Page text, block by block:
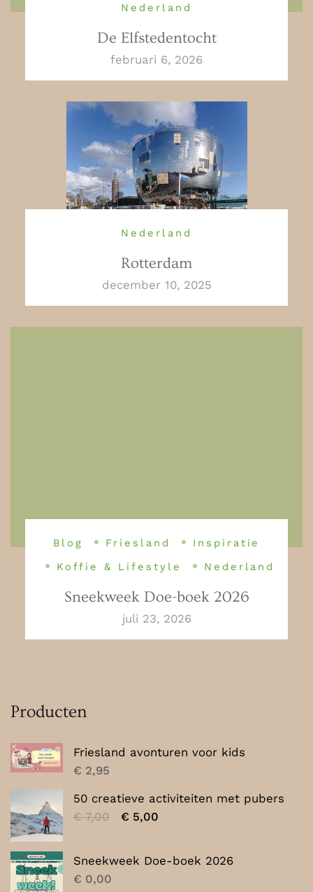
Nederland
De Elfstedentocht
februari 6, 2026
Nederland
Rotterdam
december 10, 2025
Blog Friesland
Inspiratie
Koffie & Lifestyle
Nederland
Sneekweek Doe-boek 2026
juli 23, 2026
Producten
Friesland avonturen voor kids
€ 2,95
50 creatieve activiteiten met pubers
€7,00
Oorspronkelijke
€ 7,00.
€ 5,00
€ 5,00.
Sneekweek Doe-boek 2026
€ 0,00